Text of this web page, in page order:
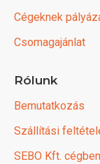
Cégeknek
Csomagajánlat
Rólunk
Bemutatkozás
Szállítási
SEBO Kft.